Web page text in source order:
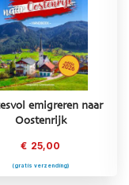
Succesvol emigreren naar
Frankrijk
€ 25,00
(gratis verzending)